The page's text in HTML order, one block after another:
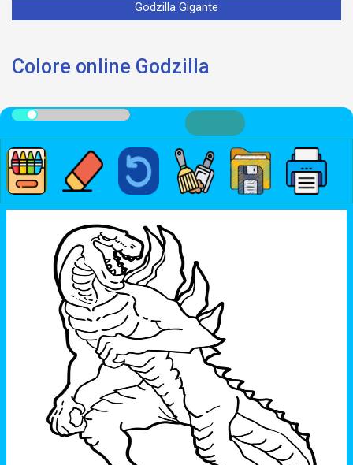
Godzilla Gigante
Colore online Godzilla